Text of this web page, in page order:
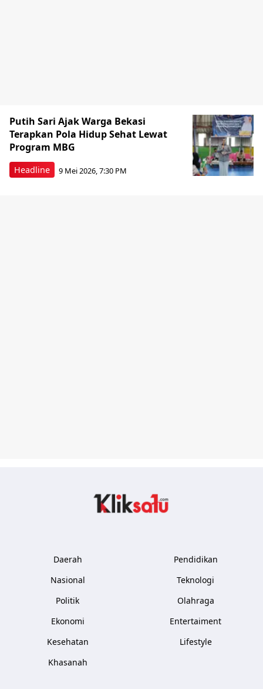
Headline
Putih Sari Ajak Warga Bekasi
Terapkan Pola Hidup Sehat Lewat
Program MBG
9 Mei 2026, 7:30 PM
Daerah
Nasional
Politik
Ekonomi
Kesehatan
Khasanah
Pendidikan
Teknologi
Olahraga
Entertaiment
Lifestyle